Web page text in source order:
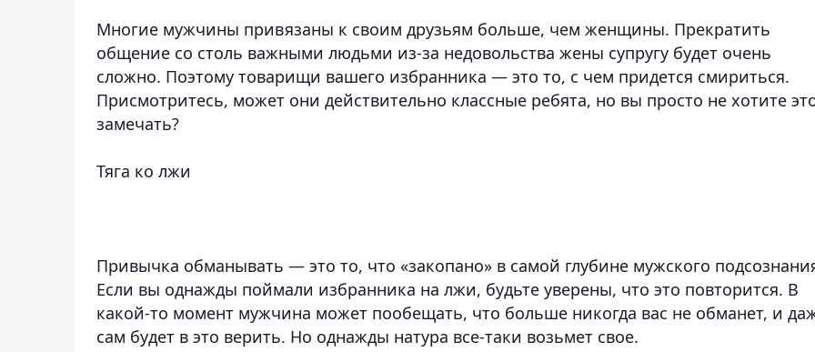
Многие мужчины привязаны к своим друзьям больше, чем женщины. Прекратить
общение со столь важными людьми из-за недовольства жены супругу будет очень
сложно. Поэтому товарищи вашего избранника — это то, с чем придется смириться.
Присмотритесь, может они действительно классные ребята, но вы просто не хотите
замечать?
Тяга ко лжи
Привычка обманывать — это то, что «закопано» в самой глубине мужского
Если вы однажды поймали избранника на лжи, будьте уверены, что это повторится. В
какой-то момент мужчина может пообещать, что больше никогда вас не обманет, и
сам будет в это верить. Но однажды натура все-таки возьмет свое.